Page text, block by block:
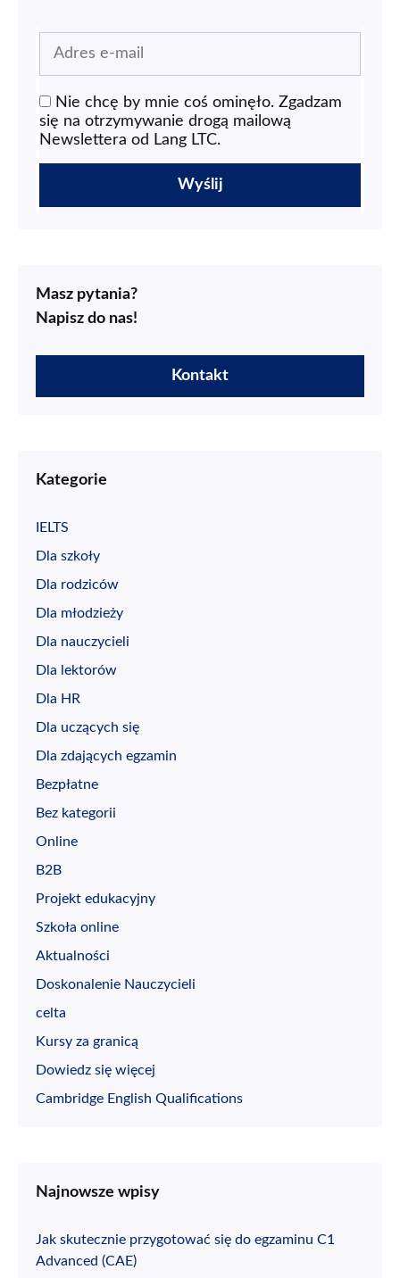
Nie chcę by mnie coś ominęło. Zgadzam
się na otrzymywanie drogą mailową
Newslettera od Lang LTC.
Masz pytania?
Napisz do nas!
Kontakt
Kategorie
IELTS
Dla szkoły
Dla rodziców
Dla młodzieży
Dla nauczycieli
Dla lektorów
Dla HR
Dla uczących się
Dla zdających egzamin
Bezpłatne
Bez kategorii
Online
B2B
Projekt edukacyjny
Szkoła online
Aktualności
Doskonalenie Nauczycieli
celta
Kursy za granicą
Dowiedz się więcej
Cambridge English Qualifications
Najnowsze wpisy
Jak skutecznie przygotować się do egzaminu C1
Advanced (CAE)